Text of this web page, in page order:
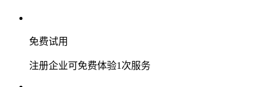
免费试用
注册企业可免费体验1次服务